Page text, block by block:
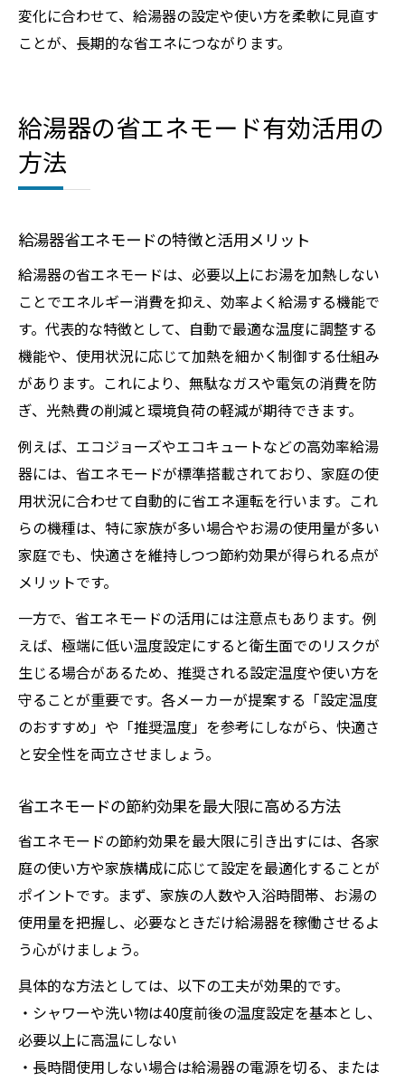
変化に合わせて、給湯器の設定や使い方を柔軟に見直す
ことが、長期的な省エネにつながります。
給湯器の省エネモード有効活用の
方法
給湯器省エネモードの特徴と活用メリット
給湯器の省エネモードは、必要以上にお湯を加熱しない
ことでエネルギー消費を抑え、効率よく給湯する機能で
す。代表的な特徴として、自動で最適な温度に調整する
機能や、使用状況に応じて加熱を細かく制御する仕組み
があります。これにより、無駄なガスや電気の消費を防
ぎ、光熱費の削減と環境負荷の軽減が期待できます。
例えば、エコジョーズやエコキュートなどの高効率給湯
器には、省エネモードが標準搭載されており、家庭の使
用状況に合わせて自動的に省エネ運転を行います。これ
らの機種は、特に家族が多い場合やお湯の使用量が多い
家庭でも、快適さを維持しつつ節約効果が得られる点が
メリットです。
一方で、省エネモードの活用には注意点もあります。例
えば、極端に低い温度設定にすると衛生面でのリスクが
生じる場合があるため、推奨される設定温度や使い方を
守ることが重要です。各メーカーが提案する「設定温度
のおすすめ」や「推奨温度」を参考にしながら、快適さ
と安全性を両立させましょう。
省エネモードの節約効果を最大限に高める方法
省エネモードの節約効果を最大限に引き出すには、各家
庭の使い方や家族構成に応じて設定を最適化することが
ポイントです。まず、家族の人数や入浴時間帯、お湯の
使用量を把握し、必要なときだけ給湯器を稼働させるよ
う心がけましょう。
具体的な方法としては、以下の工夫が効果的です。
・シャワーや洗い物は40度前後の温度設定を基本とし、
必要以上に高温にしない
・長時間使用しない場合は給湯器の電源を切る、または